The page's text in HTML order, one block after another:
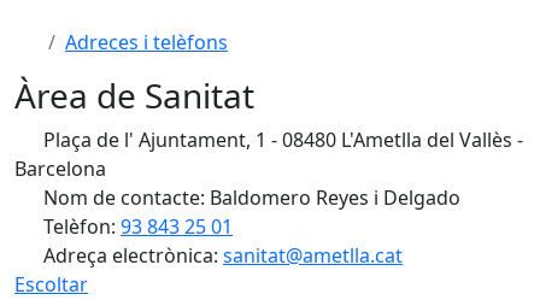
Adreces i telèfons
Àrea de Sanitat
Plaça de l' Ajuntament, 1 - 08480 L'Ametlla del Vallès -
Barcelona
Nom de contacte: Baldomero Reyes i Delgado
Telèfon: 93 843 25 01
Adreça electrònica: sanitat@ametlla.cat
Escoltar